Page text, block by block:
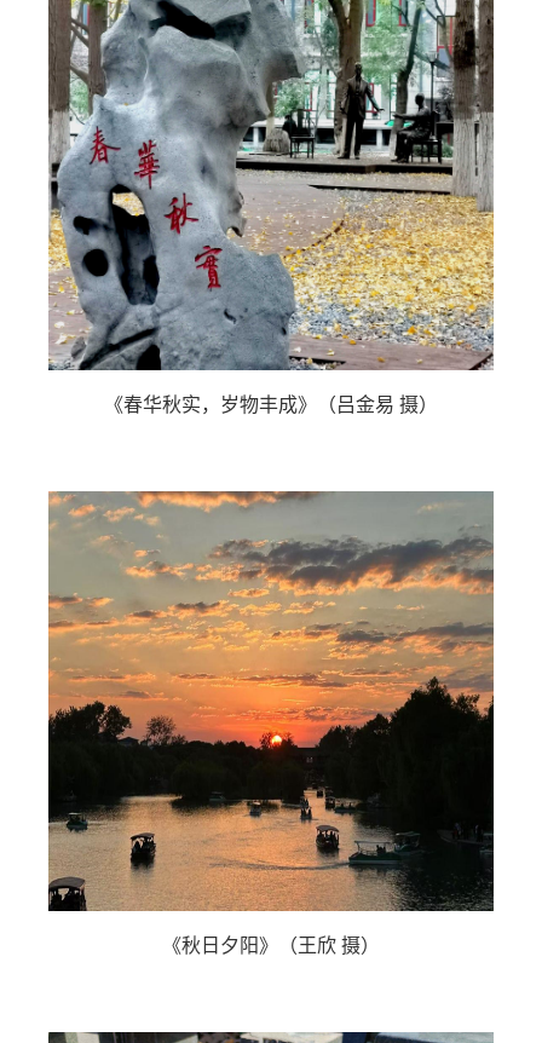
《春华秋实，岁物丰成》（吕金易 摄）
《秋日夕阳》（王欣 摄）